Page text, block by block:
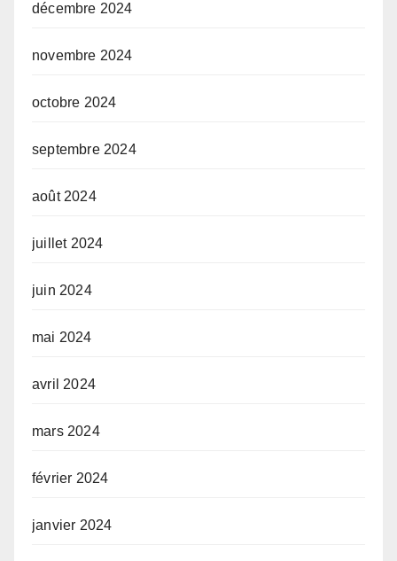
décembre 2024
novembre 2024
octobre 2024
septembre 2024
août 2024
juillet 2024
juin 2024
mai 2024
avril 2024
mars 2024
février 2024
janvier 2024